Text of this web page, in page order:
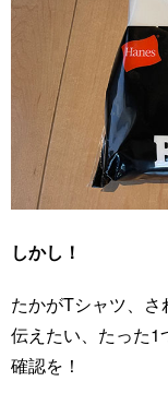
しかし！
たかがTシャツ、
伝えたい、たった1
確認を！